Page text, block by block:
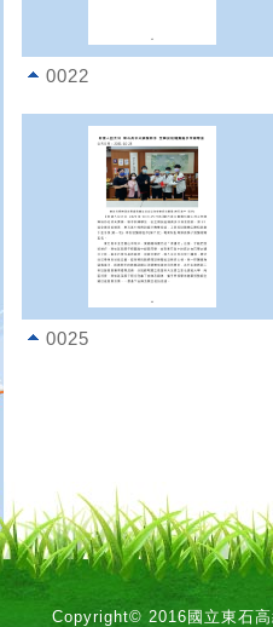
0022
0025
Copyright© 2016國立東石高